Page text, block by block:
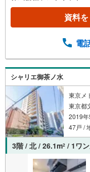
資料
電
シャリエ御茶ノ水
東京メ
東京都
2019年
47戸 /
3階 / 北 / 26.1m2 / 1ワ